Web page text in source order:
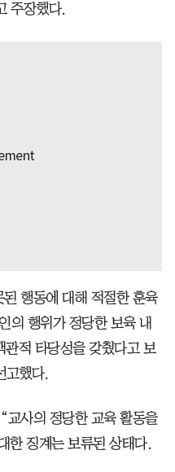
주장했다.
행동에 대해 적절한 훈육
의 행위가 정당한 보육 내
적 타당성을 갖췄다고 보
고했다.
교사의 정당한 교육 활동을
한 징계는 보류된 상태다.